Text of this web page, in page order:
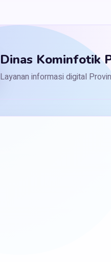
Dinas Kominfotik
Layanan informasi digital